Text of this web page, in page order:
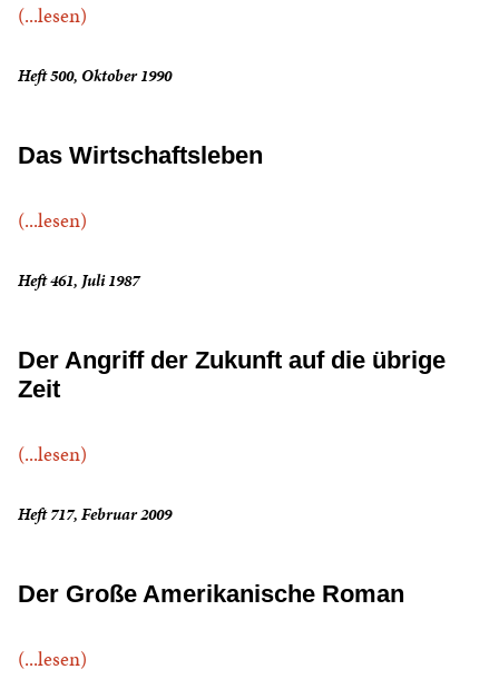
(...lesen)
Heft 500, Oktober 1990
Das Wirtschaftsleben
(...lesen)
Heft 461, Juli 1987
Der Angriff der Zukunft auf die übrige
Zeit
(...lesen)
Heft 717, Februar 2009
Der Große Amerikanische Roman
(...lesen)